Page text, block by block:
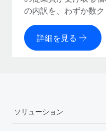
の内訳を、わずか数ク
詳細を見る
ソリューション